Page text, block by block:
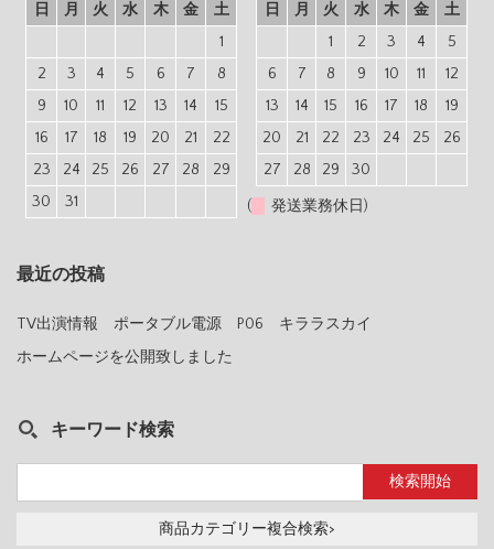
日
月 火 水 木 金
土
1
2
3 4 5 6 7
8
9
10 11 12 13 14
15
16
17 18 19 20 21
22
23
24 25 26 27 28
29
30
31
日
月 火 水 木 金
土
1
2 3 4
5
6
7 8 9 10 11
12
13
14 15 16 17 18
19
20
21 22 23 24 25
26
27
28 29 30
( 発送業務休日)
最近の投稿
TV出演情報 ポータブル電源 P06 キララスカイ
ホームページを公開致しました
キーワード検索
商品カテゴリー複合検索>